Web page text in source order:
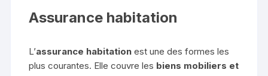
Assurance habitation
L’assurance habitation est une des formes les
plus courantes. Elle couvre les biens mobiliers et